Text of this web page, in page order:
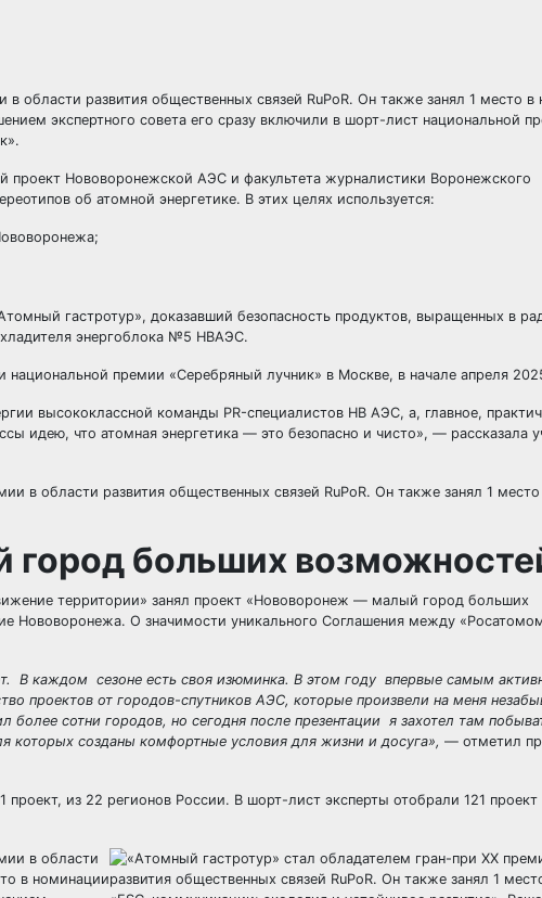
области развития общественных связей RuPoR. Он также занял 1 место в
экспертного совета его сразу включили в шорт-лист национальной
Нововоронежской АЭС и факультета журналистики Воронежского
об атомной энергетике. В этих целях используется:
гастротур», доказавший безопасность продуктов, выращенных в
энергоблока №5 НВАЭС.
премии «Серебряный лучник» в Москве, в начале апреля
высококлассной команды PR-специалистов НВ АЭС, а, главное,
идею, что атомная энергетика — это безопасно и чисто», — рассказала
больших
территории» занял проект «Нововоронеж — малый город больших
Нововоронежа. О значимости уникального Соглашения между
В каждом сезоне есть своя изюминка. В этом году впервые самым
проектов от городов-спутников АЭС, которые произвели на меня
более сотни городов, но сегодня после презентации я захотел там
созданы комфортные условия для жизни и досуга», — отметил
из 22 регионов России. В шорт-лист эксперты отобрали 121 проект